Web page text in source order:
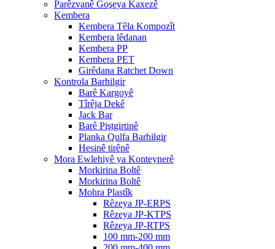
Parêzvanê Goşeya Kaxezê
Kembera
Kembera Têla Kompozît
Kembera lêdanan
Kembera PP
Kembera PET
Girêdana Ratchet Down
Kontrola Barhilgir
Barê Kargoyê
Tîrêja Dekê
Jack Bar
Barê Piştgirtinê
Planka Qulfa Barhilgir
Hesinê tirênê
Mora Ewlehiyê ya Konteynerê
Morkirina Boltê
Morkirina Boltê
Mohra Plastîk
Rêzeya JP-ERPS
Rêzeya JP-KTPS
Rêzeya JP-RTPS
100 mm-200 mm